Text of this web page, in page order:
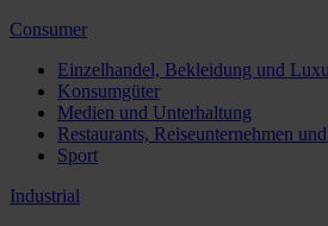
Consumer
Einzelhandel, Bekleidung und
Konsumgüter
Medien und Unterhaltung
Restaurants, Reiseunternehmen
Sport
Industrial